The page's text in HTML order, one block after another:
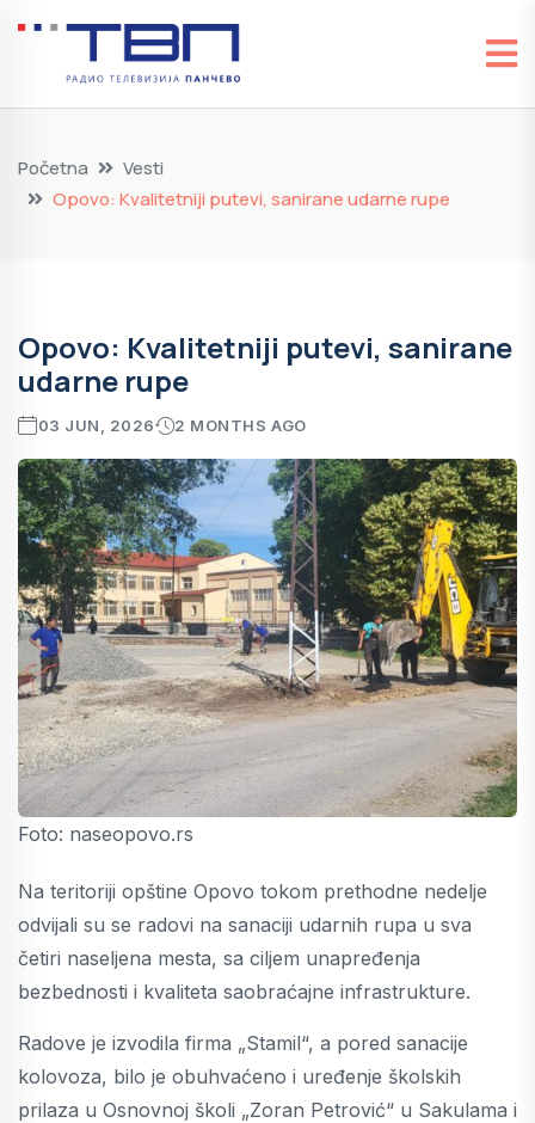
Početna
Vesti
Opovo: Kvalitetniji putevi, sanirane udarne rupe
Opovo: Kvalitetniji putevi, sanirane
udarne rupe
03 JUN, 2026 2 MONTHS AGO
Foto: naseopovo.rs
Na teritoriji opštine Opovo tokom prethodne nedelje
odvijali su se radovi na sanaciji udarnih rupa u sva
četiri naseljena mesta, sa ciljem unapređenja
bezbednosti i kvaliteta saobraćajne infrastrukture.
Radove je izvodila firma „Stamil“, a pored sanacije
kolovoza, bilo je obuhvaćeno i uređenje školskih
prilaza u Osnovnoj školi „Zoran Petrović“ u Sakulama i